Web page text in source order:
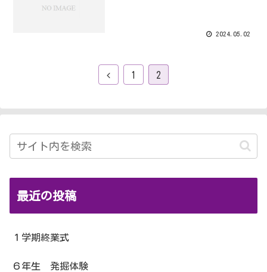
2024.05.02
1 2
最近の投稿
１学期終業式
６年生 発掘体験